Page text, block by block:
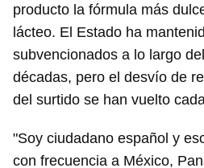
producto la fórmula más
lácteo. El Estado ha
subvencionados a lo largo
décadas, pero el desvío de
del surtido se han vuelto
"Soy ciudadano español y
con frecuencia a México,